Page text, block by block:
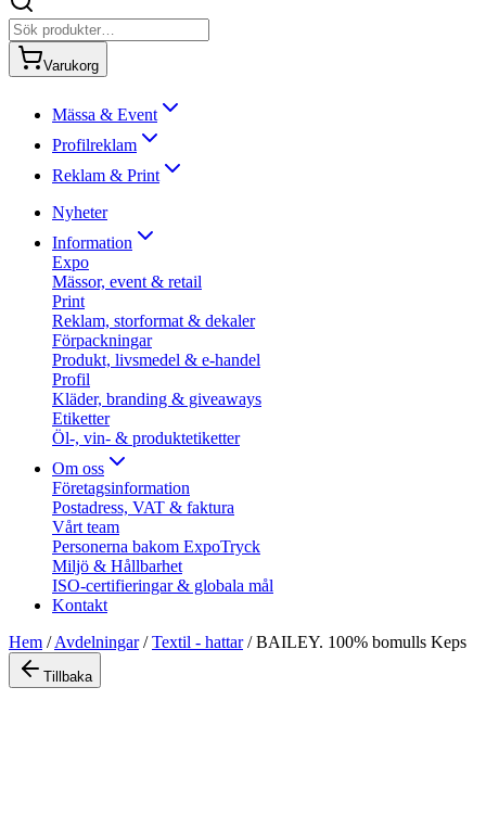
Varukorg
Mässa & Event
Profilreklam
Reklam & Print
Nyheter
Information
Expo
Mässor, event & retail
Print
Reklam, storformat & dekaler
Förpackningar
Produkt, livsmedel & e-handel
Profil
Kläder, branding & giveaways
Etiketter
Öl-, vin- & produktetiketter
Om oss
Företagsinformation
Postadress, VAT & faktura
Vårt team
Personerna bakom ExpoTryck
Miljö & Hållbarhet
ISO-certifieringar & globala mål
Kontakt
Hem /Avdelningar/Textil - hattar/BAILEY. 100% bomulls Keps
Tillbaka